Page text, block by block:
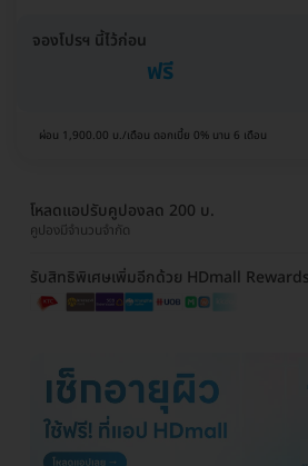
จองโปรฯ นี้ไว้ก่อน
ฟรี
ผ่อน 1,900.00 บ./เดือน ดอกเบี้ย 0% นาน 6 เดือน
โหลดแอปรับคูปองลด 200 บ.
คูปองมีจำนวนจำกัด
รับสิทธิพิเศษเพิ่มอีกด้วย HDmall Rewards